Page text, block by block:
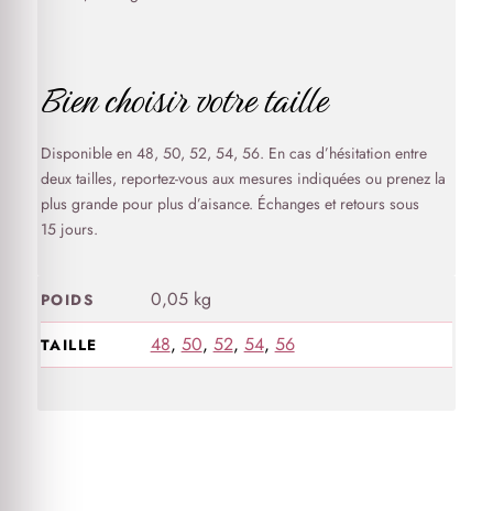
Bien choisir votre taille
Disponible en 48, 50, 52, 54, 56. En cas d’hésitation entre
deux tailles, reportez-vous aux mesures indiquées ou prenez la
plus grande pour plus d’aisance. Échanges et retours sous
15 jours.
POIDS 0,05 kg
TAILLE 48, 50, 52, 54, 56